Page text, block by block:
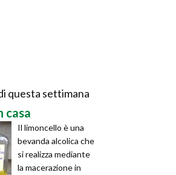
questa settimana
casa
Il limoncello è una
bevanda alcolica che
si realizza mediante
la macerazione in